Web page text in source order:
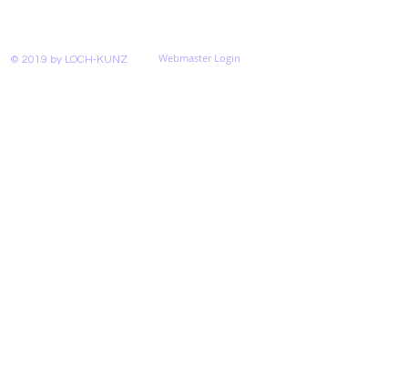
© 2019 by LOCH-KUNZ Webmaster Login